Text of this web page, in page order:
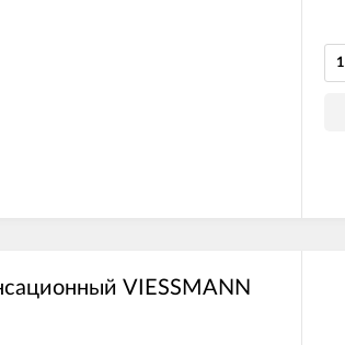
VIESSMANN